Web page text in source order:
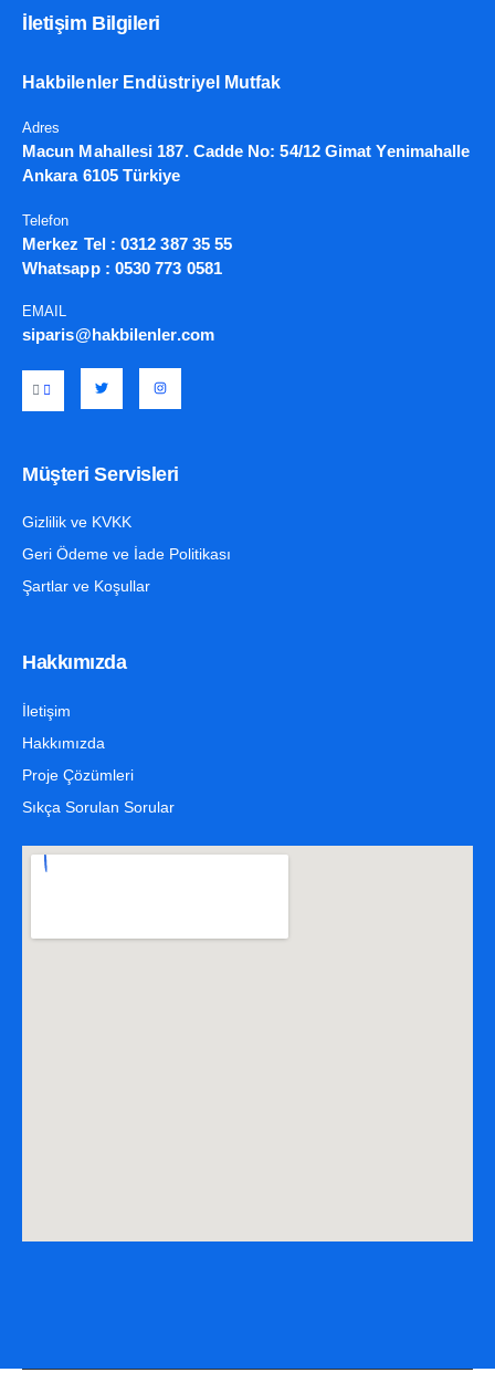
İletişim Bilgileri
Hakbilenler Endüstriyel Mutfak
Adres
Macun Mahallesi 187. Cadde No: 54/12 Gimat Yenimahalle
Ankara 6105 Türkiye
Telefon
Merkez Tel : 0312 387 35 55
Whatsapp : 0530 773 0581
EMAIL
siparis@hakbilenler.com
Müşteri Servisleri
Gizlilik ve KVKK
Geri Ödeme ve İade Politikası
Şartlar ve Koşullar
Hakkımızda
İletişim
Hakkımızda
Proje Çözümleri
Sıkça Sorulan Sorular